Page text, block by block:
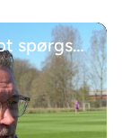
Nederlaget til Randers har skabt spørgsmål i FC Midtjylland